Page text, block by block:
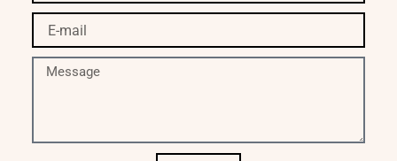
mail
Message